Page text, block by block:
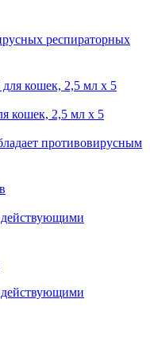
респираторных
кошек, 2,5 мл х 5
противовирусным